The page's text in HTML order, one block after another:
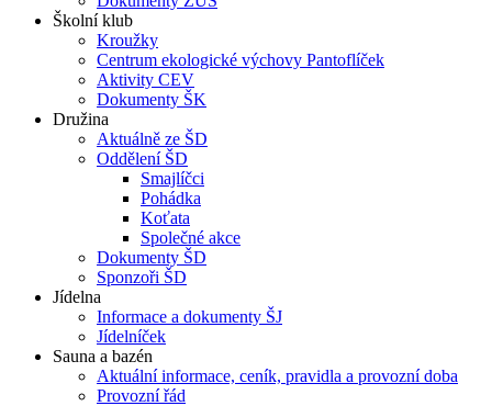
Školní klub
Kroužky
Centrum ekologické výchovy Pantoflíček
Aktivity CEV
Dokumenty ŠK
Družina
Aktuálně ze ŠD
Oddělení ŠD
Smajlíčci
Pohádka
Koťata
Společné akce
Dokumenty ŠD
Sponzoři ŠD
Jídelna
Informace a dokumenty ŠJ
Jídelníček
Sauna a bazén
Aktuální informace, ceník, pravidla a provozní doba
Provozní řád